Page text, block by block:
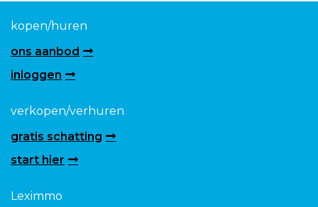
kopen/huren
ons aanbod
inloggen
verkopen/verhuren
gratis schatting
start hier
Leximmo